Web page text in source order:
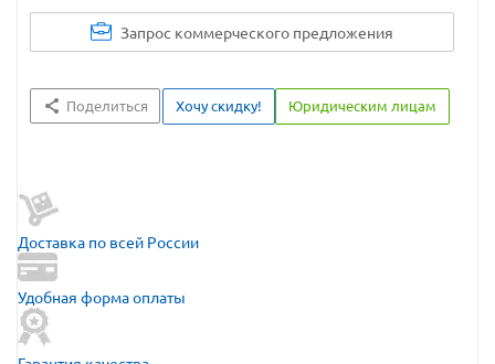
Запрос коммерческого предложения
Поделиться Хочу скидку! Юридическим лицам
Доставка по всей России
Удобная форма оплаты